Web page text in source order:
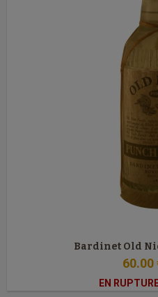
Bardinet Old
60.00
EN